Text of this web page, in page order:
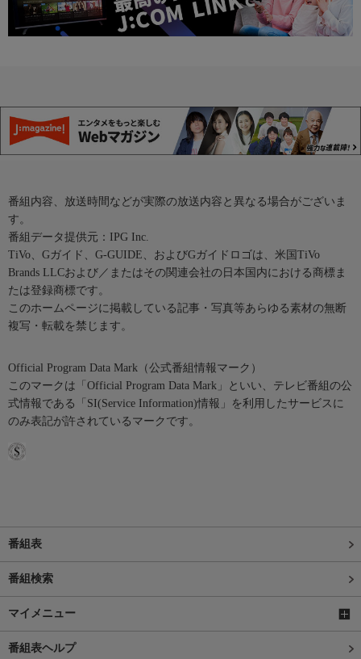
番組内容、放送時間などが実際の放送内容と異なる場合がございま
す。
番組データ提供元：IPG Inc.
TiVo、Gガイド、G-GUIDE、およびGガイドロゴは、米国TiVo
Brands LLCおよび／またはその関連会社の日本国内における商標ま
たは登録商標です。
このホームページに掲載している記事・写真等あらゆる素材の無断
複写・転載を禁じます。
Official Program Data Mark（公式番組情報マーク）
このマークは「Official Program Data Mark」といい、テレビ番組の公
式情報である「SI(Service Information)情報」を利用したサービスに
のみ表記が許されているマークです。
番組表
番組検索
マイメニュー
番組表ヘルプ